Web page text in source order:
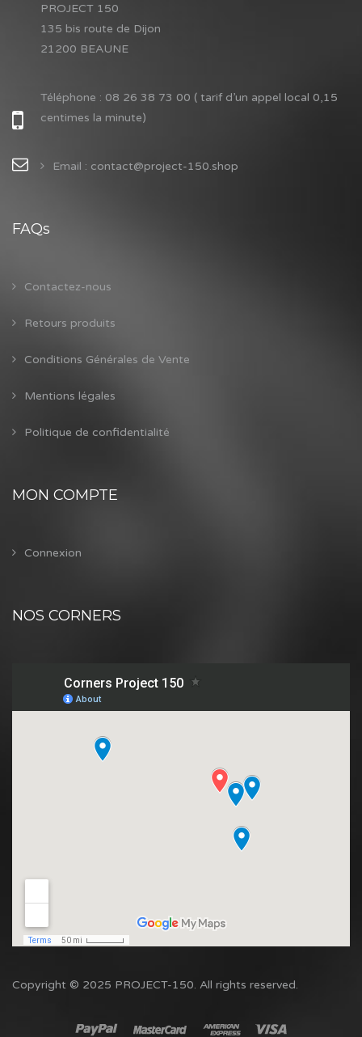
PROJECT 150
135 bis route de Dijon
21200 BEAUNE
Téléphone : 08 26 38 73 00 ( tarif d’un appel local 0,15
centimes la minute)
Email : contact@project-150.shop
FAQs
Contactez-nous
Retours produits
Conditions Générales de Vente
Mentions légales
Politique de confidentialité
MON COMPTE
Connexion
NOS CORNERS
Copyright © 2025 PROJECT-150. All rights reserved.